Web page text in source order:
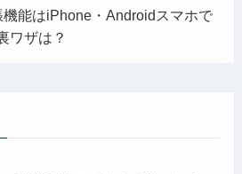
能はiPhone・Androidスマホで
ワザは？